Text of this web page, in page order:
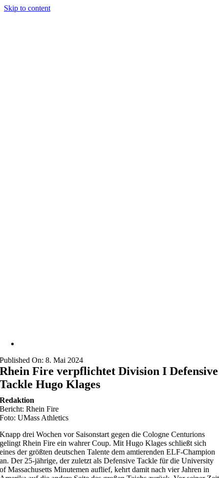
Skip to content
Published On: 8. Mai 2024
Rhein Fire verpflichtet Division I Defensive
Tackle Hugo Klages
Redaktion
Bericht: Rhein Fire
Foto: UMass Athletics
Knapp drei Wochen vor Saisonstart gegen die Cologne Centurions
gelingt Rhein Fire ein wahrer Coup. Mit Hugo Klages schließt sich
eines der größten deutschen Talente dem amtierenden ELF-Champion
an. Der 25-jährige, der zuletzt als Defensive Tackle für die University
of Massachusetts Minutemen auflief, kehrt damit nach vier Jahren in